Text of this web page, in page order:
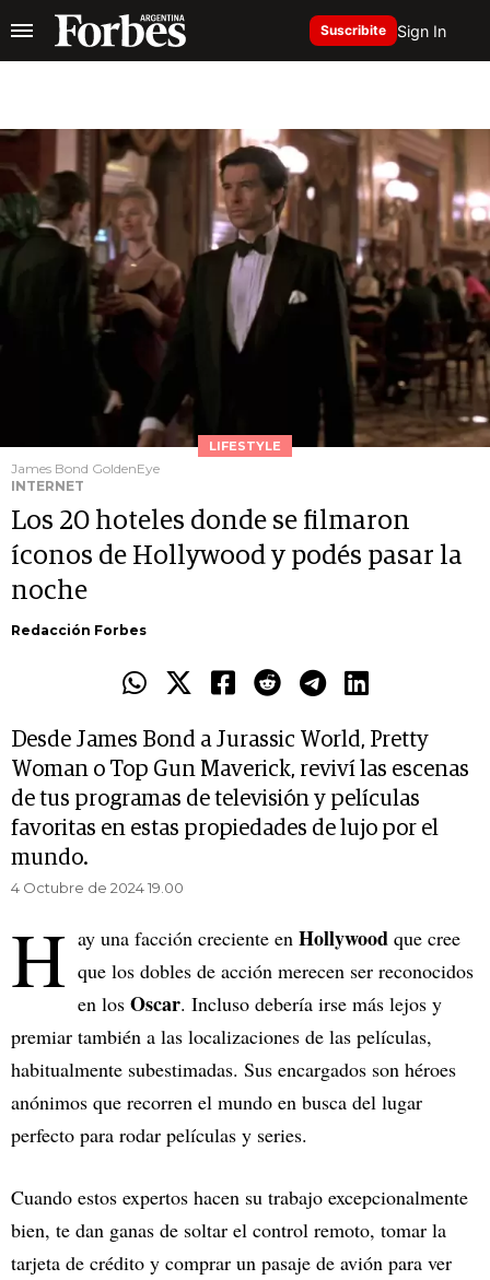
Suscribite Sign In
LIFESTYLE
James Bond GoldenEye
INTERNET
Los 20 hoteles donde se filmaron
íconos de Hollywood y podés pasar la
noche
Redacción Forbes
Desde James Bond a Jurassic World, Pretty
Woman o Top Gun Maverick, reviví las escenas
de tus programas de televisión y películas
favoritas en estas propiedades de lujo por el
mundo.
4 Octubre de 2024 19.00
H ay una facción creciente en Hollywood que cree
que los dobles de acción merecen ser reconocidos
en los Oscar. Incluso debería irse más lejos y
premiar también a las localizaciones de las películas,
habitualmente subestimadas. Sus encargados son héroes
anónimos que recorren el mundo en busca del lugar
perfecto para rodar películas y series.
Cuando estos expertos hacen su trabajo excepcionalmente
bien, te dan ganas de soltar el control remoto, tomar la
tarjeta de crédito y comprar un pasaje de avión para ver